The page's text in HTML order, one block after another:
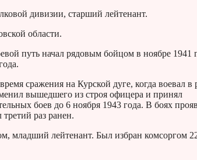
дивизии, старший лейтенант.
области.
путь начал рядовым бойцом в ноябре 1941
сражения на Курской дуге, когда воевал в
вышедшего из строя офицера и принял
боев до 6 ноября 1943 года. В боях
раз ранен.
младший лейтенант. Был избран комсоргом